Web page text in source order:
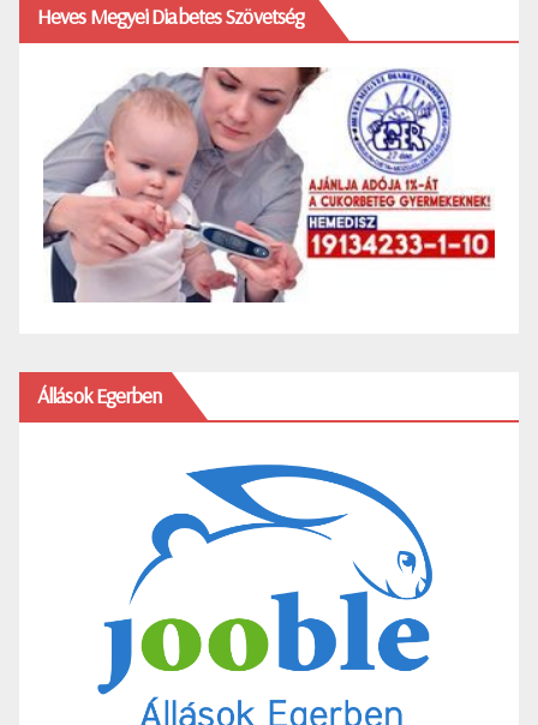
Heves Megyei Diabetes Szövetség
Állások Egerben